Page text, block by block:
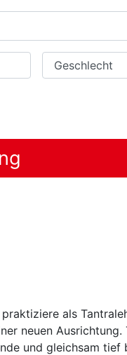
Geschlecht
als
neuen
und gleichsam tief